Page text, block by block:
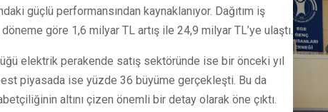
güçlü performansından kaynaklanıyor. Dağıtım iş
göre 1,6 milyar TL artış ile 24,9 milyar TL’ye ulaştı.
elektrik perakende satış sektöründe ise bir önceki yıl
piyasada ise yüzde 36 büyüme gerçekleşti. Bu da
altını çizen önemli bir detay olarak öne çıktı.